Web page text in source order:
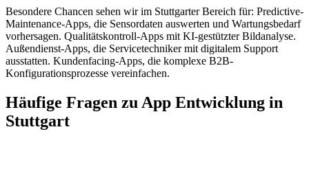
Besondere Chancen sehen wir im Stuttgarter Bereich für: Predictive-
Maintenance-Apps, die Sensordaten auswerten und Wartungsbedarf
vorhersagen. Qualitätskontroll-Apps mit KI-gestützter Bildanalyse.
Außendienst-Apps, die Servicetechniker mit digitalem Support
ausstatten. Kundenfacing-Apps, die komplexe B2B-
Konfigurationsprozesse vereinfachen.
Häufige Fragen zu App Entwicklung in
Stuttgart